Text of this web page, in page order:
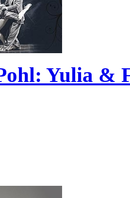
Yulia &